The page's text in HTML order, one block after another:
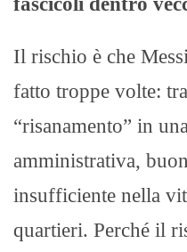
Il rischio è che
fatto troppe volte:
“risanamento” in
amministrativa,
insufficiente nella
quartieri. Perché il